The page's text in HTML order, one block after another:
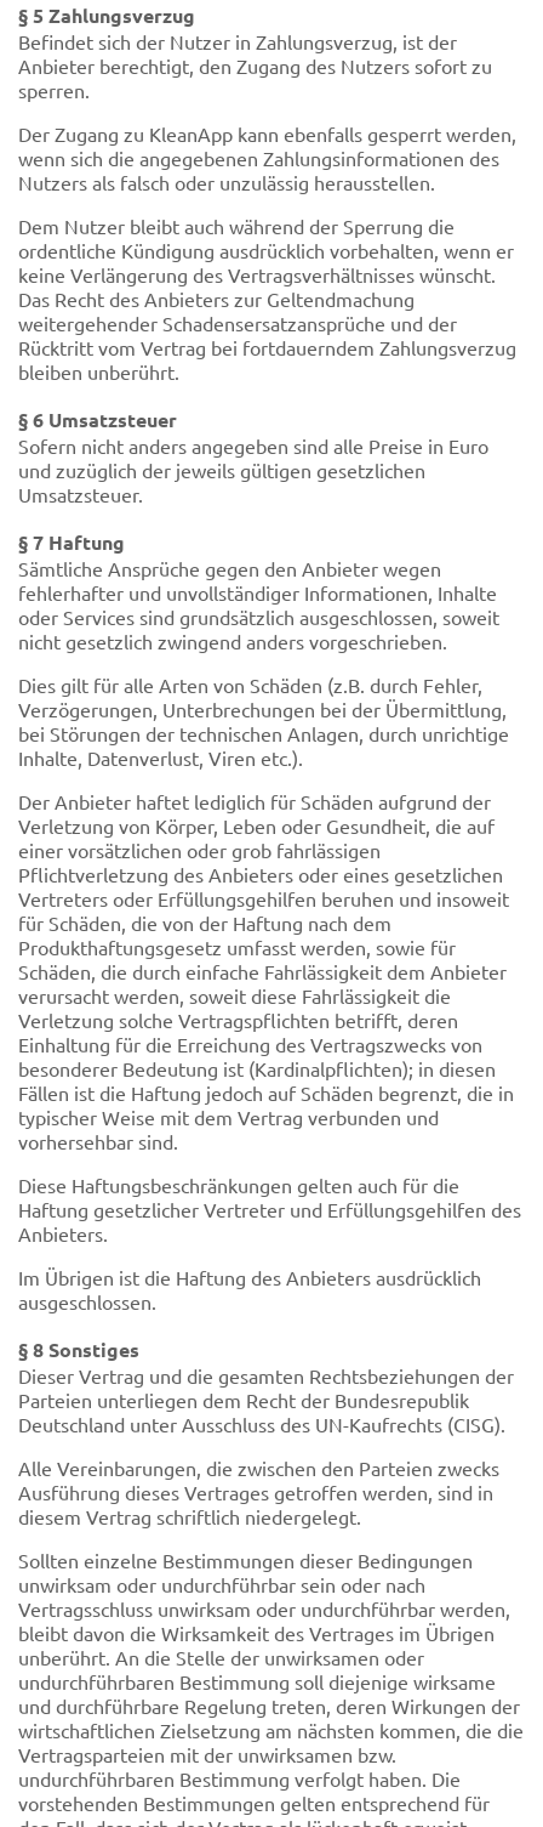
§ 5 Zahlungsverzug
Befindet sich der Nutzer in Zahlungsverzug, ist der
Anbieter berechtigt, den Zugang des Nutzers sofort zu
sperren.
Der Zugang zu KleanApp kann ebenfalls gesperrt werden,
wenn sich die angegebenen Zahlungsinformationen des
Nutzers als falsch oder unzulässig herausstellen.
Dem Nutzer bleibt auch während der Sperrung die
ordentliche Kündigung ausdrücklich vorbehalten, wenn er
keine Verlängerung des Vertragsverhältnisses wünscht.
Das Recht des Anbieters zur Geltendmachung
weitergehender Schadensersatzansprüche und der
Rücktritt vom Vertrag bei fortdauerndem Zahlungsverzug
bleiben unberührt.
§ 6 Umsatzsteuer
Sofern nicht anders angegeben sind alle Preise in Euro
und zuzüglich der jeweils gültigen gesetzlichen
Umsatzsteuer.
§ 7 Haftung
Sämtliche Ansprüche gegen den Anbieter wegen
fehlerhafter und unvollständiger Informationen, Inhalte
oder Services sind grundsätzlich ausgeschlossen, soweit
nicht gesetzlich zwingend anders vorgeschrieben.
Dies gilt für alle Arten von Schäden (z.B. durch Fehler,
Verzögerungen, Unterbrechungen bei der Übermittlung,
bei Störungen der technischen Anlagen, durch unrichtige
Inhalte, Datenverlust, Viren etc.).
Der Anbieter haftet lediglich für Schäden aufgrund der
Verletzung von Körper, Leben oder Gesundheit, die auf
einer vorsätzlichen oder grob fahrlässigen
Pflichtverletzung des Anbieters oder eines gesetzlichen
Vertreters oder Erfüllungsgehilfen beruhen und insoweit
für Schäden, die von der Haftung nach dem
Produkthaftungsgesetz umfasst werden, sowie für
Schäden, die durch einfache Fahrlässigkeit dem Anbieter
verursacht werden, soweit diese Fahrlässigkeit die
Verletzung solche Vertragspflichten betrifft, deren
Einhaltung für die Erreichung des Vertragszwecks von
besonderer Bedeutung ist (Kardinalpflichten); in diesen
Fällen ist die Haftung jedoch auf Schäden begrenzt, die in
typischer Weise mit dem Vertrag verbunden und
vorhersehbar sind.
Diese Haftungsbeschränkungen gelten auch für die
Haftung gesetzlicher Vertreter und Erfüllungsgehilfen des
Anbieters.
Im Übrigen ist die Haftung des Anbieters ausdrücklich
ausgeschlossen.
§ 8 Sonstiges
Dieser Vertrag und die gesamten Rechtsbeziehungen der
Parteien unterliegen dem Recht der Bundesrepublik
Deutschland unter Ausschluss des UN-Kaufrechts (CISG).
Alle Vereinbarungen, die zwischen den Parteien zwecks
Ausführung dieses Vertrages getroffen werden, sind in
diesem Vertrag schriftlich niedergelegt.
Sollten einzelne Bestimmungen dieser Bedingungen
unwirksam oder undurchführbar sein oder nach
Vertragsschluss unwirksam oder undurchführbar werden,
bleibt davon die Wirksamkeit des Vertrages im Übrigen
unberührt. An die Stelle der unwirksamen oder
undurchführbaren Bestimmung soll diejenige wirksame
und durchführbare Regelung treten, deren Wirkungen der
wirtschaftlichen Zielsetzung am nächsten kommen, die die
Vertragsparteien mit der unwirksamen bzw.
undurchführbaren Bestimmung verfolgt haben. Die
vorstehenden Bestimmungen gelten entsprechend für